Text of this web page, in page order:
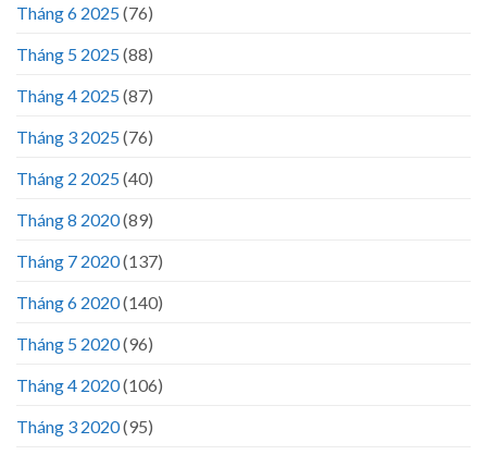
Tháng 6 2025(76)
Tháng 5 2025(88)
Tháng 4 2025(87)
Tháng 3 2025(76)
Tháng 2 2025(40)
Tháng 8 2020(89)
Tháng 7 2020(137)
Tháng 6 2020(140)
Tháng 5 2020(96)
Tháng 4 2020(106)
Tháng 3 2020(95)